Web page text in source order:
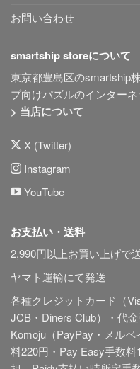
お問い合わせ
smartship storeについて
東京都豊島区のsmartship
ブ向けパズルのインターネ
> 当店について
X (Twitter)
Instagram
YouTube
お支払い・送料
2,990円以上お買い上げで
ヤマト運輸にて発送
各種クレジットカード（
JCB・Diners Club）・代
Komoju（PayPay・メル
料220円・Pay Easy手数